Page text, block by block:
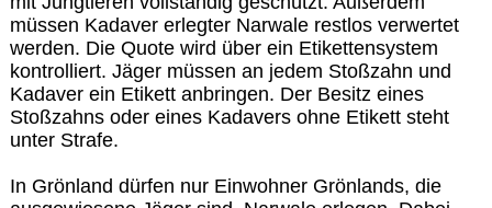
müssen Kadaver erlegter Narwale restlos verwertet
werden. Die Quote wird über ein Etikettensystem
kontrolliert. Jäger müssen an jedem Stoßzahn und
Kadaver ein Etikett anbringen. Der Besitz eines
Stoßzahns oder eines Kadavers ohne Etikett steht
unter Strafe.
In Grönland dürfen nur Einwohner Grönlands, die